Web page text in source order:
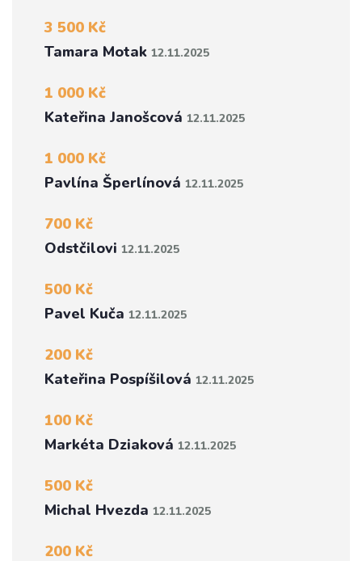
3 500 Kč
Tamara Motak 12.11.2025
1 000 Kč
Kateřina Janošcová 12.11.2025
1 000 Kč
Pavlína Šperlínová 12.11.2025
700 Kč
Odstčilovi 12.11.2025
500 Kč
Pavel Kuča 12.11.2025
200 Kč
Kateřina Pospíšilová 12.11.2025
100 Kč
Markéta Dziaková 12.11.2025
500 Kč
Michal Hvezda 12.11.2025
200 Kč